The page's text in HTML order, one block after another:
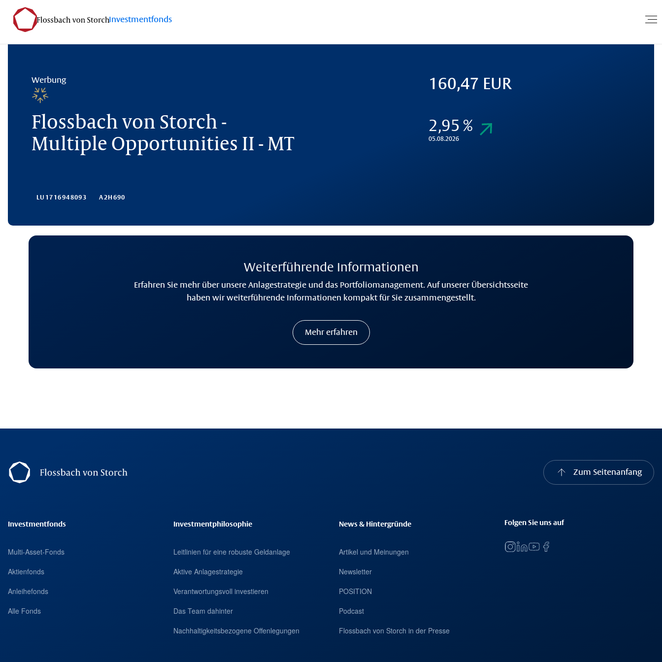
Investmentfonds
Werbung
Flossbach von Storch -
Multiple Opportunities II - MT
160,47 EUR
2,95 %
05.08.2026
LU1716948093 A2H690
Weiterführende Informationen
Erfahren Sie mehr über unsere Anlagestrategie und das Portfoliomanagement. Auf unserer Übersichtsseite
haben wir weiterführende Informationen kompakt für Sie zusammengestellt.
Mehr erfahren
Footer Navigation Zum Seitenanfang
Investmentfonds
Multi-Asset-Fonds
Aktienfonds
Anleihefonds
Alle Fonds
Investmentphilosophie
Leitlinien für eine robuste Geldanlage
Aktive Anlagestrategie
Verantwortungsvoll investieren
Das Team dahinter
Nachhaltigkeitsbezogene Offenlegungen
News & Hintergründe
Artikel und Meinungen
Newsletter
POSITION
Podcast
Flossbach von Storch in der Presse
Folgen Sie uns auf